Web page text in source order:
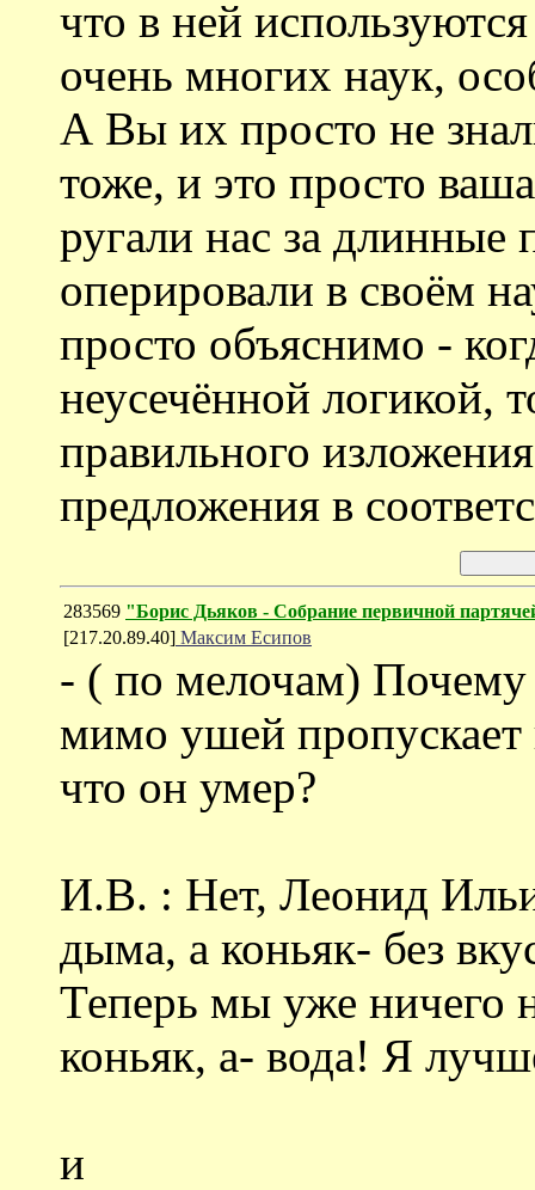
что в ней
очень многих наук,
А Вы их просто не
тоже, и это просто
ругали нас за
оперировали в своём
просто объяснимо -
неусечённой логикой,
правильного
предложения в
283569 "Борис Дьяков - Собрание первичной
[217.20.89.40] Максим Есипов
- ( по мелочам) Почему
мимо ушей пропускает
что он умер?
И.В. : Нет, Леонид
дыма, а коньяк- без
Теперь мы уже ничего
коньяк, а- вода! Я
и